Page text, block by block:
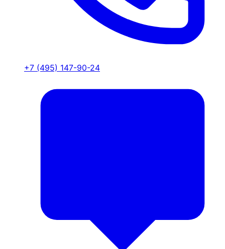
+7 (495) 147-90-24